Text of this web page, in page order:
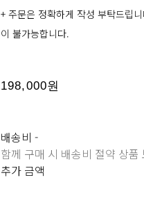
+ 주문은 정확하게 작성 부탁드립
이 불가능합니다.
198,000원
배송비 -
함께 구매 시 배송비 절약 상품
추가 금액